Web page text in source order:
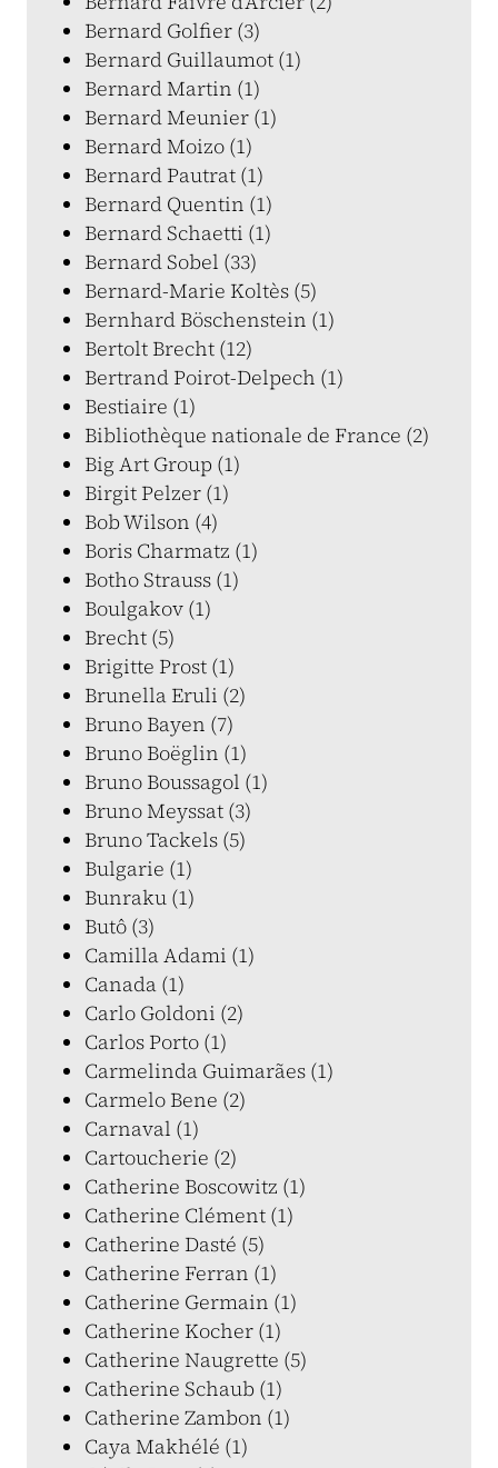
Bernard Golfier (3)
Bernard Guillaumot (1)
Bernard Martin (1)
Bernard Meunier (1)
Bernard Moizo (1)
Bernard Pautrat (1)
Bernard Quentin (1)
Bernard Schaetti (1)
Bernard Sobel (33)
Bernard-Marie Koltès (5)
Bernhard Böschenstein (1)
Bertolt Brecht (12)
Bertrand Poirot-Delpech (1)
Bestiaire (1)
Bibliothèque nationale de France (2)
Big Art Group (1)
Birgit Pelzer (1)
Bob Wilson (4)
Boris Charmatz (1)
Botho Strauss (1)
Boulgakov (1)
Brecht (5)
Brigitte Prost (1)
Brunella Eruli (2)
Bruno Bayen (7)
Bruno Boëglin (1)
Bruno Boussagol (1)
Bruno Meyssat (3)
Bruno Tackels (5)
Bulgarie (1)
Bunraku (1)
Butô (3)
Camilla Adami (1)
Canada (1)
Carlo Goldoni (2)
Carlos Porto (1)
Carmelinda Guimarães (1)
Carmelo Bene (2)
Carnaval (1)
Cartoucherie (2)
Catherine Boscowitz (1)
Catherine Clément (1)
Catherine Dasté (5)
Catherine Ferran (1)
Catherine Germain (1)
Catherine Kocher (1)
Catherine Naugrette (5)
Catherine Schaub (1)
Catherine Zambon (1)
Caya Makhélé (1)